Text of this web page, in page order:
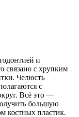
и
связано с хрупким
Челюсть
с
Всё это —
большую
костных пластик.